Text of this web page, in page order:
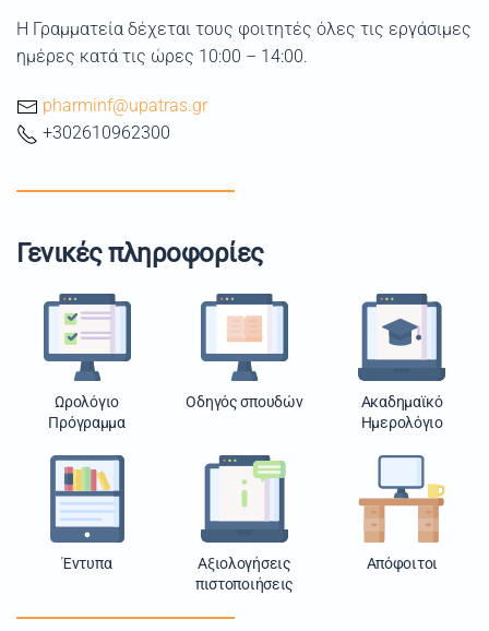
Η Γραμματεία δέχεται τους φοιτητές όλες τις εργάσιμες
ημέρες κατά τις ώρες 10:00 – 14:00.
pharminf@upatras.gr
+302610962300
Γενικές πληροφορίες
Ωρολόγιο
Πρόγραμμα
Οδηγός σπουδών
Ακαδημαϊκό
Ημερολόγιο
Έντυπα
Αξιολογήσεις
πιστοποιήσεις
Απόφοιτοι